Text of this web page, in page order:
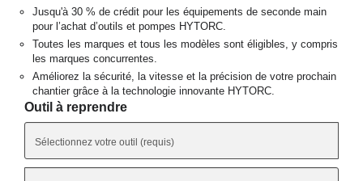
Jusqu'à 30 % de crédit pour les équipements de seconde main
pour l’achat d’outils et pompes HYTORC.
Toutes les marques et tous les modèles sont éligibles, y compris
les marques concurrentes.
Améliorez la sécurité, la vitesse et la précision de votre prochain
chantier grâce à la technologie innovante HYTORC.
Outil à reprendre